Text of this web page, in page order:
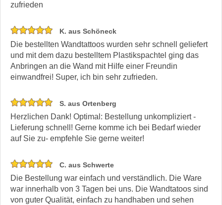
zufrieden
K. aus Schöneck
Die bestellten Wandtattoos wurden sehr schnell geliefert
und mit dem dazu bestelltem Plastikspachtel ging das
Anbringen an die Wand mit Hilfe einer Freundin
einwandfrei! Super, ich bin sehr zufrieden.
S. aus Ortenberg
Herzlichen Dank! Optimal: Bestellung unkompliziert -
Lieferung schnell! Gerne komme ich bei Bedarf wieder
auf Sie zu- empfehle Sie gerne weiter!
C. aus Schwerte
Die Bestellung war einfach und verständlich. Die Ware
war innerhalb von 3 Tagen bei uns. Die Wandtatoos sind
von guter Qualität, einfach zu handhaben und sehen